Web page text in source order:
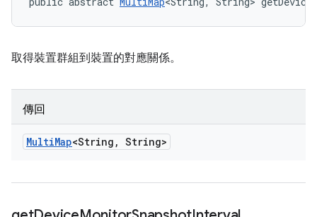
取得裝置群組到裝置的對應關係。
傳回
MultiMap<String , String>